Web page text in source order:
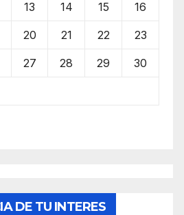
13 14 15 16
20 21 22 23
27 28 29 30
DE TU INTERES